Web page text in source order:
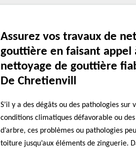
Assurez vos travaux de
gouttière en faisant appel
nettoyage de gouttière
De Chretienvill
S’il y a des dégâts ou des pathologies sur
conditions climatiques défavorable ou
d’arbre, ces problèmes ou pathologies
toiture jusqu’aux éléments de zinguerie.